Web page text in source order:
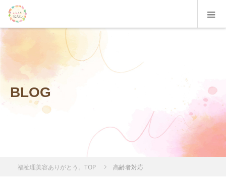
BLOG
福祉理美容ありがとう。TOP 高齢者対応